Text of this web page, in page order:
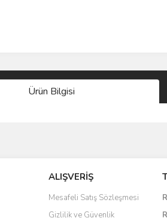
Ürün Bilgisi
ALIŞVERİŞ
Mesafeli Satış Sözleşmesi
Gizlilik ve Güvenlik